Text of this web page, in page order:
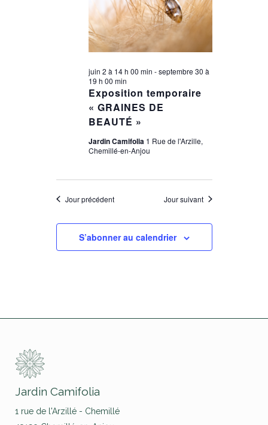
Exposition temporaire
« GRAINES DE
BEAUTÉ »
juin 2 à 14 h 00 min -septembre 30 à
19 h 00 min
Jardin Camifolia 1 Rue de l'Arzille,
Chemillé-en-Anjou
Jour précédent Jour suivant
S’abonner au calendrier
Jardin Camifolia
1 rue de l'Arzillé - Chemillé